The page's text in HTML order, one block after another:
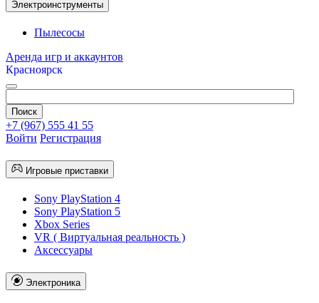
Электроинструменты
Пылесосы
Аренда игр и аккаунтов
Красноярск
+7 (967) 555 41 55
Войти Регистрация
Игровые приставки
Sony PlayStation 4
Sony PlayStation 5
Xbox Series
VR ( Виртуальная реальность )
Аксессуары
Электроника